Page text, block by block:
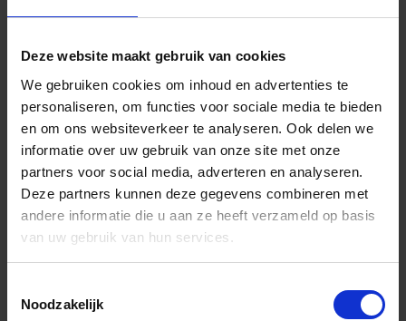
Deze website maakt gebruik van cookies
We gebruiken cookies om inhoud en advertenties te
personaliseren, om functies voor sociale media te bieden
en om ons websiteverkeer te analyseren. Ook delen we
informatie over uw gebruik van onze site met onze
partners voor social media, adverteren en analyseren.
Deze partners kunnen deze gegevens combineren met
andere informatie die u aan ze heeft verzameld op basis
van uw gebruik van hun services.
Noodzakelijk